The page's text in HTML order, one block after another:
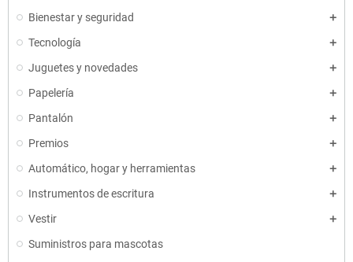
Bienestar y seguridad
Tecnología
Juguetes y novedades
Papelería
Pantalón
Premios
Automático, hogar y herramientas
Instrumentos de escritura
Vestir
Suministros para mascotas